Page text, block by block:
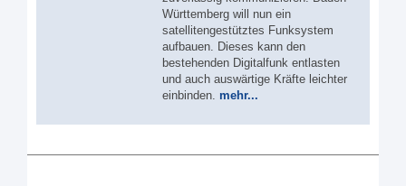
Württemberg will nun ein
satellitengestütztes Funksystem
aufbauen. Dieses kann den
bestehenden Digitalfunk entlasten
und auch auswärtige Kräfte leichter
einbinden. mehr...